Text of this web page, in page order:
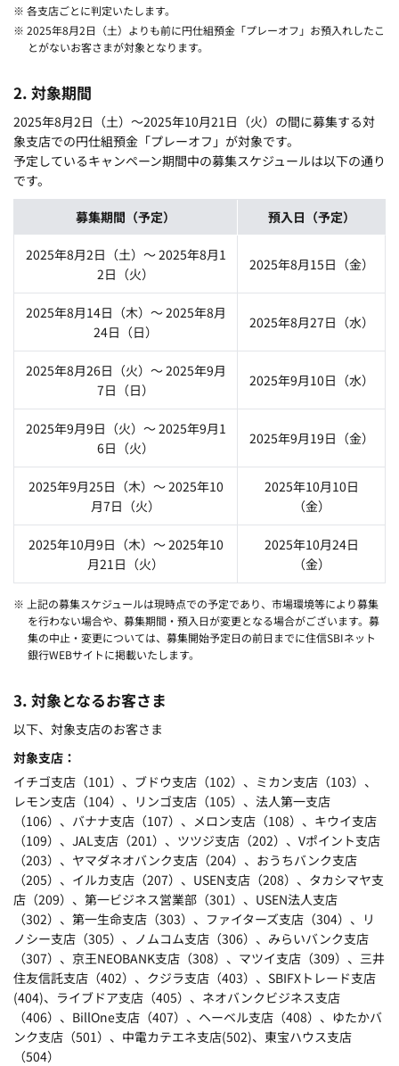
※ 各支店ごとに判定いたします。
※ 2025年8月2日（土）よりも前に円仕組預金「プレーオフ」お預入れしたこ
とがないお客さまが対象となります。
2. 対象期間
2025年8月2日（土）～2025年10月21日（火）の間に募集する対
象支店での円仕組預金「プレーオフ」が対象です。
予定しているキャンペーン期間中の募集スケジュールは以下の通り
です。
募集期間（予定） 預入日（予定）
2025年8月2日（土）～ 2025年8月1
2日（火）
2025年8月15日（金）
2025年8月14日（木）～ 2025年8月
24日（日）
2025年8月27日（水）
2025年8月26日（火）～ 2025年9月
7日（日）
2025年9月10日（水）
2025年9月9日（火）～ 2025年9月1
6日（火）
2025年9月19日（金）
2025年9月25日（木）～ 2025年10
月7日（火）
2025年10月10日
（金）
2025年10月9日（木）～ 2025年10
月21日（火）
2025年10月24日
（金）
※ 上記の募集スケジュールは現時点での予定であり、市場環境等により募集
を行わない場合や、募集期間・預入日が変更となる場合がございます。募
集の中止・変更については、募集開始予定日の前日までに住信SBIネット
銀行WEBサイトに掲載いたします。
3. 対象となるお客さま
以下、対象支店のお客さま
対象支店
イチゴ支店（101）、ブドウ支店（102）、ミカン支店（103）、
レモン支店（104）、リンゴ支店（105）、法人第一支店
（106）、バナナ支店（107）、メロン支店（108）、キウイ支店
（109）、 JAL支店（201）、ツツジ支店（202）、 Vポイント支店
（203）、ヤマダネオバンク支店（204）、おうちバンク支店
（205）、イルカ支店（207）、USEN支店（208）、タカシマヤ支
店（209）、第一ビジネス営業部（301）、USEN法人支店
（302）、第一生命支店（303）、ファイターズ支店（304）、リ
ノシー支店（305）、ノムコム支店（306）、みらいバンク支店
（307）、京王NEOBANK支店（308）、マツイ支店（309）、 三井
住友信託支店（402）、クジラ支店（403）、 SBIFX トレード支店
(404)、 ライブドア支店（405）、ネオバンクビジネス支店
（406）、BillOne支店（407）、ヘーベル支店（408）、ゆたかバ
ンク支店（501）、中電カテエネ支店(502)、東宝ハウス支店
（504）